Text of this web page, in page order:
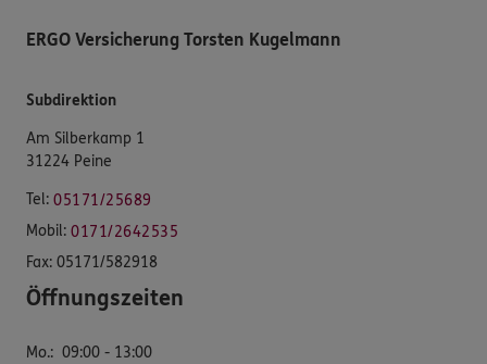
ERGO Versicherung Torsten Kugelmann
Subdirektion
Am Silberkamp 1
31224 Peine
Tel: 05171/25689
Mobil: 0171/2642535
Fax: 05171/582918
Öffnungszeiten
Mo.: 09:00 - 13:00